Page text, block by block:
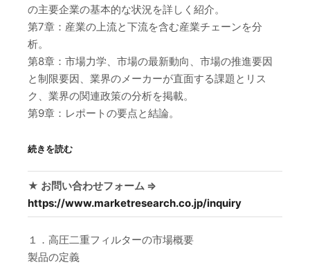
の主要企業の基本的な状況を詳しく紹介。
第7章：産業の上流と下流を含む産業チェーンを分
析。
第8章：市場力学、市場の最新動向、市場の推進要因
と制限要因、業界のメーカーが直面する課題とリス
ク、業界の関連政策の分析を掲載。
第9章：レポートの要点と結論。
続きを読む
★ お問い合わせフォーム ⇒
https://www.marketresearch.co.jp/inquiry
１．高圧二重フィルターの市場概要
製品の定義